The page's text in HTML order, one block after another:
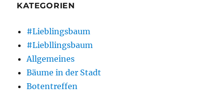
KATEGORIEN
#Lieblingsbaum
#Liebllingsbaum
Allgemeines
Bäume in der Stadt
Botentreffen